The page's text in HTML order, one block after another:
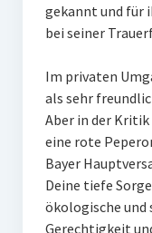
gekannt und für
bei seiner
Im privaten
als sehr
Aber in der
eine rote
Bayer
Deine tiefe
ökologische und
Gerechtigkeit